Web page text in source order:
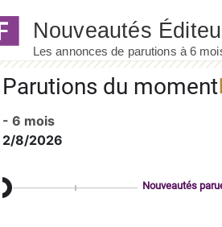
Parutions du moment
- 6 mois
2/8/2026
Nouveautés